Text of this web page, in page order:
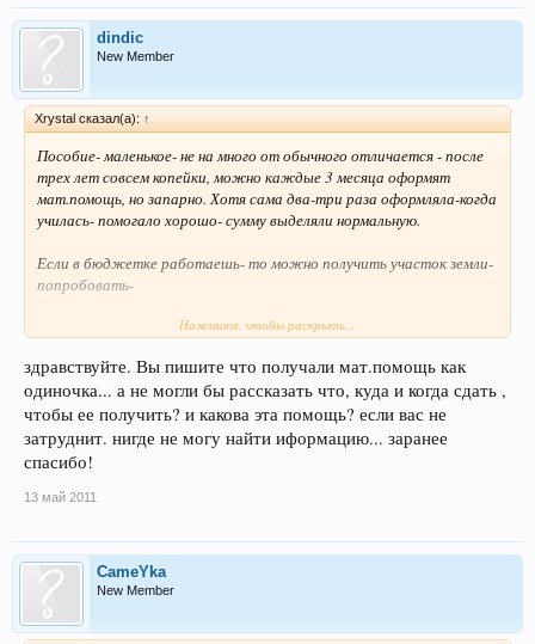
dindic
New Member
Xrystal сказал(а): ↑
Пособие- маленькое- не на много от обычного отличается - после
трех лет совсем копейки, можно каждые 3 месяца оформят
мат.помощь, но запарно. Хотя сама два-три раза оформляла-когда
училась- помогало хорошо- сумму выделяли нормальную.
Если в бюджетке работаешь- то можно получить участок земли-
попробовать-
В садиках льгот нет- не в очереди , ни скидки на отплату ...
рождения- мест в садиках нет! очереди большие )
Про свидетельство -поставь прочерк- даже если запишешь брата
или дядю- ну чтобы красиво было- не надо...проблемы есть
небольшие...
Вот сама сейчас маюсь...а документ уже не меняют они- говорят
попечительства).
А так- главное чтобы родные были рядом- мама и папа- помогали.
Если что -вопрос какой -пиши, спрашивай, может сталкивалась...
Нажмите, чтобы раскрыть...
здравствуйте. Вы пишите что получали мат.помощь как
одиночка... а не могли бы рассказать что, куда и когда сдать ,
чтобы ее получить? и какова эта помощь? если вас не
затруднит. нигде не могу найти иформацию... заранее
спасибо!
13 май 2011
CameYka
New Member